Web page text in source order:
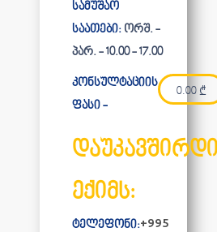
სამუშაო
საათები: ორშ. -
პარ. - 10.00 - 17.00
კონსულტაციის
ფასი -
0.00 ₾
ექიმს:
ტელეფონი:+995